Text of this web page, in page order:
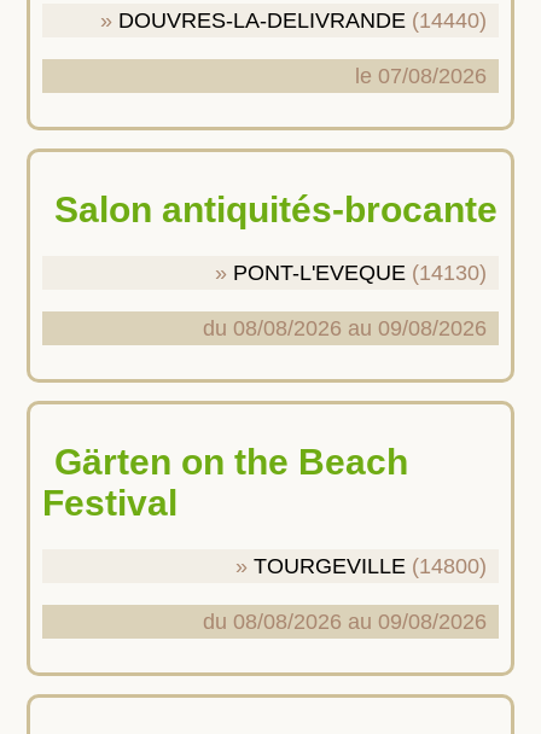
DOUVRES-LA-DELIVRANDE (14440)
le 07/08/2026
Salon antiquités-brocante
PONT-L'EVEQUE (14130)
du 08/08/2026 au 09/08/2026
Gärten on the Beach
Festival
TOURGEVILLE (14800)
du 08/08/2026 au 09/08/2026